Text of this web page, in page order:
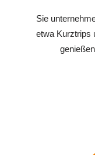
Sie
etwa Kurztrips